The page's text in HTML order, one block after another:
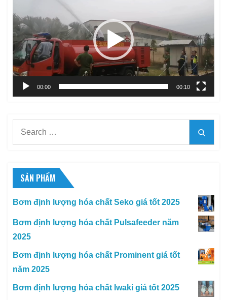
Video
00:00 00:10
SẢN PHẨM
Bơm định lượng hóa chất Seko giá tốt 2025
Bơm định lượng hóa chất Pulsafeeder năm
2025
Bơm định lượng hóa chất Prominent giá tốt
năm 2025
Bơm định lượng hóa chất Iwaki giá tốt 2025